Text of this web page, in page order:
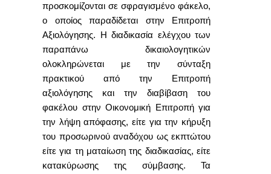
προσκομίζονται σε σφραγισμένο φάκελο,
ο οποίος παραδίδεται στην Επιτροπή
Αξιολόγησης.
Η διαδικασία ελέγχου των
παραπάνω δικαιολογητικών
ολοκληρώνεται με την σύνταξη
πρακτικού από την Επιτροπή
αξιολόγησης και την διαβίβαση του
φακέλου στην Οικονομική Επιτροπή για
την λήψη απόφασης, είτε για την κήρυξη
του προσωρινού αναδόχου ως εκπτώτου
είτε για τη ματαίωση της διαδικασίας, είτε
κατακύρωσης της σύμβασης. Τα